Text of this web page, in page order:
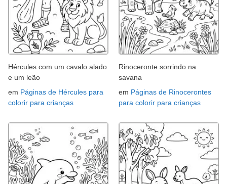
Hércules com um cavalo alado
e um leão
em Páginas de Hércules para
colorir para crianças
Rinoceronte sorrindo na
savana
em Páginas de Rinocerontes
para colorir para crianças